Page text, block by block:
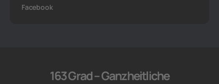
Facebook
163 Grad – Ganzheitliche